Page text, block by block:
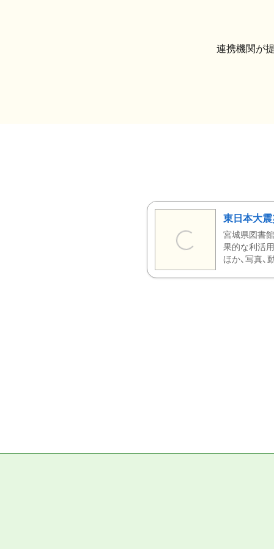
連携機関が
東日本大
宮城県図書
果的な利活
ほか、写真、